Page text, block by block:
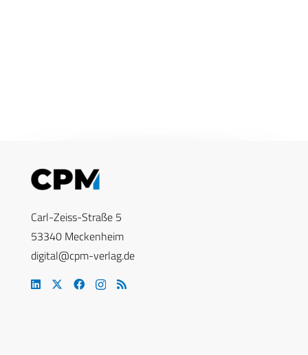
Carl-Zeiss-Straße 5
53340 Meckenheim
digital@cpm-verlag.de